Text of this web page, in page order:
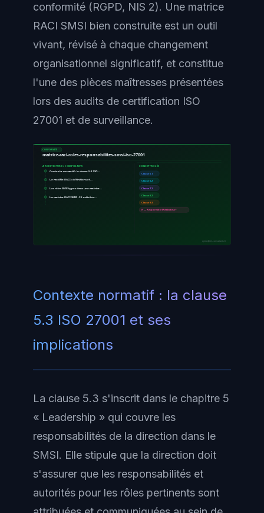
conformité (RGPD, NIS 2). Une matrice
RACI SMSI bien construite est un outil
vivant, révisé à chaque changement
organisationnel significatif, et constitue
l'une des pièces maîtresses présentées
lors des audits de certification ISO
27001 et de surveillance.
CONFORMITÉ
matrice-raci-roles-responsabilites-smsi-iso-27001
ARCHITECTURE / COMPOSANTS
Contexte normatif : la clause 5.3 ISO…
Le modèle RACI : définitions et…
Les rôles SMSI types dans une matrice…
La matrice RACI SMSI : 25 activités…
CONCEPTS CLÉS
Clause 5.1
Clause 5.2
Clause 7.2
Clause 9.2
Clause 9.3
R — Responsible (Réalisateur)
ayinedjimi-consultants.fr
Contexte normatif : la clause
5.3 ISO 27001 et ses
implications
La clause 5.3 s'inscrit dans le chapitre 5
« Leadership » qui couvre les
responsabilités de la direction dans le
SMSI. Elle stipule que la direction doit
s'assurer que les responsabilités et
autorités pour les rôles pertinents sont